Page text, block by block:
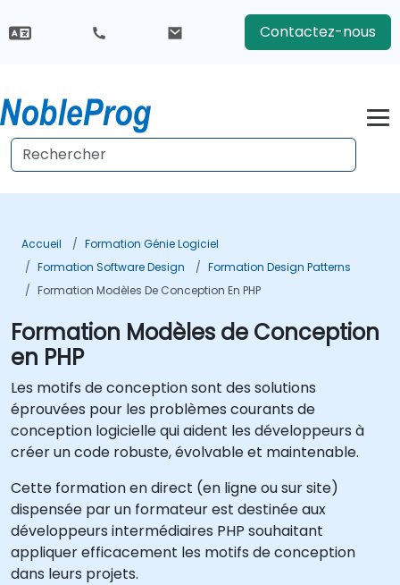
Contactez-nous
Accueil
Formation Génie Logiciel
Formation Software Design
Formation Design Patterns
Formation Modèles De Conception En PHP
Formation Modèles de Conception
en PHP
Les motifs de conception sont des solutions
éprouvées pour les problèmes courants de
conception logicielle qui aident les développeurs à
créer un code robuste, évolvable et maintenable.
Cette formation en direct (en ligne ou sur site)
dispensée par un formateur est destinée aux
développeurs intermédiaires PHP souhaitant
appliquer efficacement les motifs de conception
dans leurs projets.